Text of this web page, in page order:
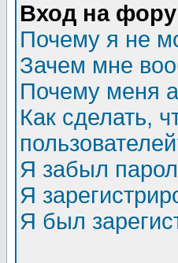
Вход на
Почему я не
Зачем мне
Почему меня
Как сделать,
Я забыл
Я
Я был